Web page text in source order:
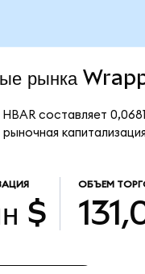
рынка
составляет
$
ОБЪЕМ